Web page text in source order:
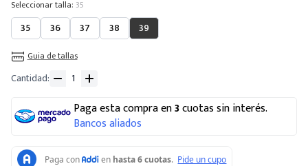
: 35
35 36 37 38 39
Guia de tallas
Cantidad
Paga esta compra en3cuotas sin interés.
Bancos aliados